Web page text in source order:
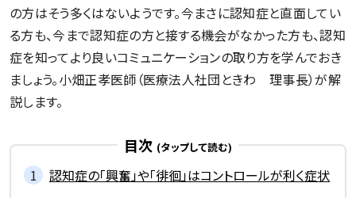
記事一覧を見る
の方はそう多くはないようです。今まさに認知症と直面してい
る方も、今まで認知症の方と接する機会がなかった方も、認知
症を知ってより良いコミュニケーションの取り方を学んでおき
ましょう。小畑正孝医師（医療法人社団ときわ 理事長）が解
説します。
目次
認知症の「興奮」や「徘徊」はコントロールが利く症状